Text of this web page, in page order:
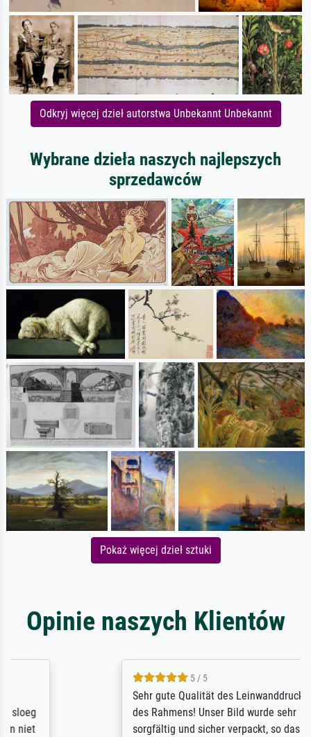
Odkryj więcej dzieł autorstwa Unbekannt Unbekannt
Wybrane dzieła naszych najlepszych
sprzedawców
Pokaż więcej dzieł sztuki
Opinie naszych Klientów
Sehr gute Qualität des Leinwanddrucks und
des Rahmens! Unser Bild wurde sehr
sorgfältig und sicher verpackt, so dass es